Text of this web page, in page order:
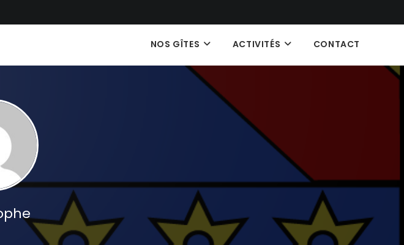
NOS GÎTES ACTIVITÉS CONTACT